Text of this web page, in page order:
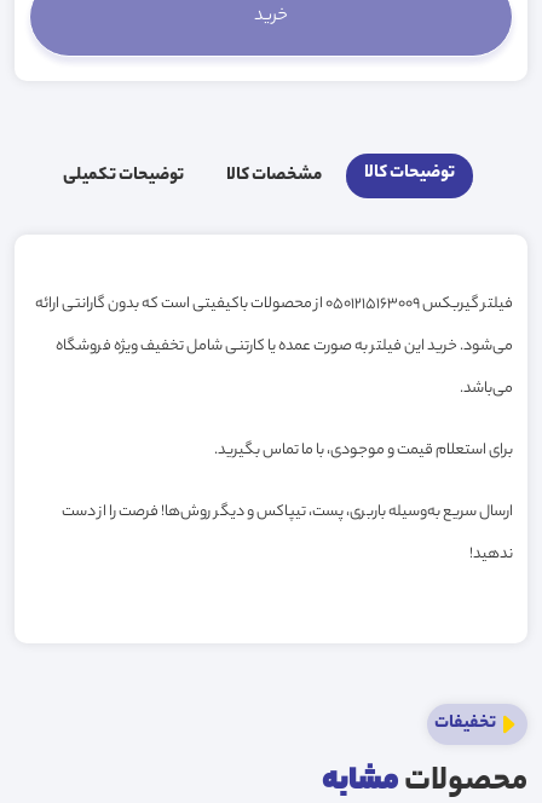
توضیحات کالا مشخصات کالا توضیحات تکمیلی
فیلتر گیربکس 0501215163009 از محصولات باکیفیتی است که بدون گارانتی ارائه
می‌شود. خرید این فیلتر به صورت عمده یا کارتنی شامل تخفیف ویژه فروشگاه
می‌باشد.
برای استعلام قیمت و موجودی، با ما تماس بگیرید.
ارسال سریع به‌وسیله باربری، پست، تیپاکس و دیگر روش‌ها! فرصت را از دست
ندهید!
تخفیفات
محصولاتمشابه